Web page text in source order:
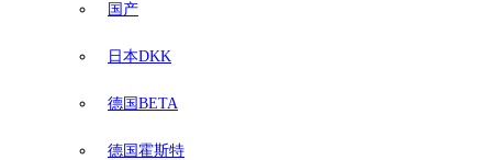
国产
日本DKK
德国BETA
德国霍斯特